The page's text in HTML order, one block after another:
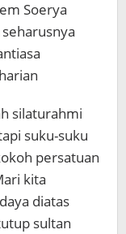
Soerya
silaturahmi
suku-suku
persatuan
kita
diatas
sultan